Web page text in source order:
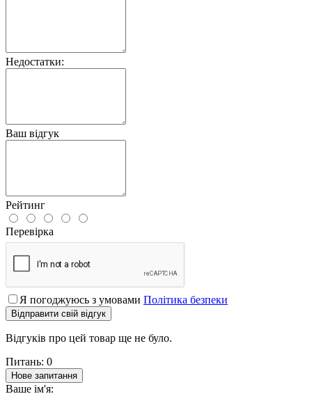
Недостатки:
Ваш відгук
Рейтинг
Перевірка
Я погоджуюсь з умовами Політика безпеки
Відправити свій відгук
Відгуків про цей товар ще не було.
Питань: 0
Нове запитання
Ваше ім'я: